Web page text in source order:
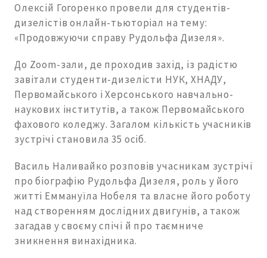
Олексій Гогоренко провели для студентів-
дизелістів онлайн-тьюторіал на тему:
«Продовжуючи справу Рудольфа Дизеля».
До Zoom-зали, де проходив захід, із радістю
завітали студенти-дизелісти НУК, ХНАДУ,
Первомайського і Херсонського навчально-
наукових інститутів, а також Первомайського
фахового коледжу. Загалом кількість учасників
зустрічі становила 35 осіб.
Василь Наливайко розповів учасникам зустрічі
про біографію Рудольфа Дизеля, роль у його
житті Еммануїла Нобеля та власне його роботу
над створенням дослідних двигунів, а також
загадав у своєму спічі й про таємниче
зникнення винахідника.